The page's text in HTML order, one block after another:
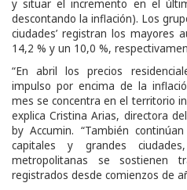
y situar el incremento en el
descontando la inflación). Los
ciudades’ registran los mayores
14,2 % y un 10,0 %,
“En abril los precios
impulso por encima de la
mes se concentra en el territorio
explica Cristina Arias, directora
by Accumin. “También
capitales y grandes
metropolitanas se sostienen
registrados desde comienzos de